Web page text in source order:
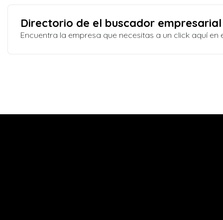
Directorio de el buscador empresarial
Encuentra la empresa que necesitas a un click aquí